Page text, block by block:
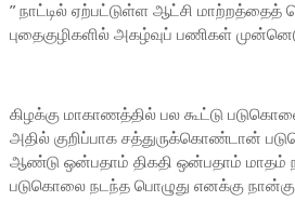
” நாட்டில் ஏற்பட்டுள்ள ஆட்சி
புதைகுழிகளில் அகழ்வுப் பணிகள்
கிழக்கு மாகாணத்தில் பல கூட்டு
அதில் குறிப்பாக சத்துருக்கொண்டான்
ஆண்டு ஒன்பதாம் திகதி ஒன்பதாம் மாதம்
படுகொலை நடந்த பொழுது எனக்கு